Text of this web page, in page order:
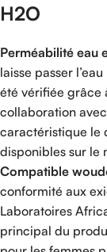
H2O
Perméabilité eau
laisse passer
été vérifiée grâce
collaboration
caractéristique le
disponibles sur le
Compatible
conformité aux
Laboratoires
principal du